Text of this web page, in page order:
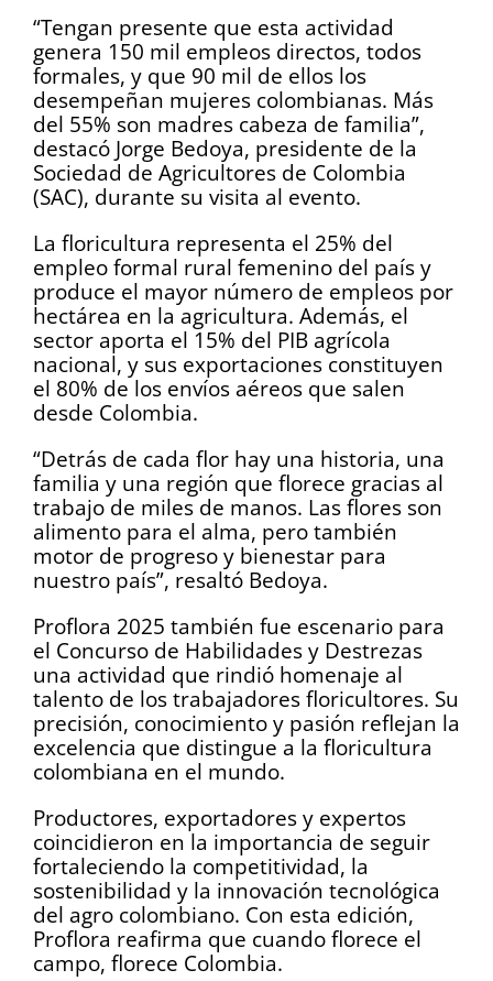
“Tengan presente que esta actividad
genera 150 mil empleos directos, todos
formales, y que 90 mil de ellos los
desempeñan mujeres colombianas. Más
del 55% son madres cabeza de familia”,
destacó Jorge Bedoya, presidente de la
Sociedad de Agricultores de Colombia
(SAC), durante su visita al evento.
La floricultura representa el 25% del
empleo formal rural femenino del país y
produce el mayor número de empleos por
hectárea en la agricultura. Además, el
sector aporta el 15% del PIB agrícola
nacional, y sus exportaciones constituyen
el 80% de los envíos aéreos que salen
desde Colombia.
“Detrás de cada flor hay una historia, una
familia y una región que florece gracias al
trabajo de miles de manos. Las flores son
alimento para el alma, pero también
motor de progreso y bienestar para
nuestro país”, resaltó Bedoya.
Proflora 2025 también fue escenario para
el Concurso de Habilidades y Destrezas
una actividad que rindió homenaje al
talento de los trabajadores floricultores. Su
precisión, conocimiento y pasión reflejan la
excelencia que distingue a la floricultura
colombiana en el mundo.
Productores, exportadores y expertos
coincidieron en la importancia de seguir
fortaleciendo la competitividad, la
sostenibilidad y la innovación tecnológica
del agro colombiano. Con esta edición,
Proflora reafirma que cuando florece el
campo, florece Colombia.